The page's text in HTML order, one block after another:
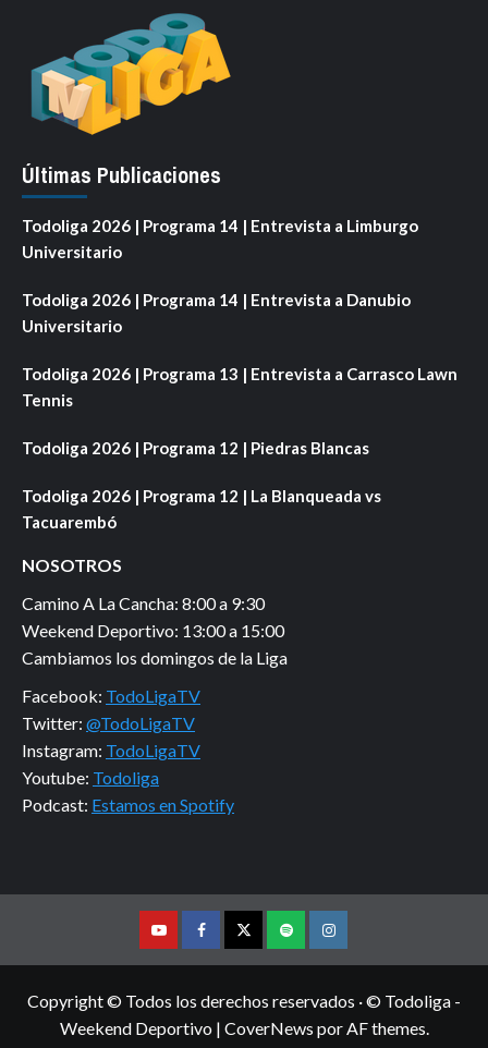
Últimas Publicaciones
Todoliga 2026 | Programa 14 | Entrevista a Limburgo
Universitario
Todoliga 2026 | Programa 14 | Entrevista a Danubio
Universitario
Todoliga 2026 | Programa 13 | Entrevista a Carrasco Lawn
Tennis
Todoliga 2026 | Programa 12 | Piedras Blancas
Todoliga 2026 | Programa 12 | La Blanqueada vs
Tacuarembó
NOSOTROS
Camino A La Cancha: 8:00 a 9:30
Weekend Deportivo: 13:00 a 15:00
Cambiamos los domingos de la Liga
Facebook: TodoLigaTV
Twitter: @TodoLigaTV
Instagram: TodoLigaTV
Youtube: Todoliga
Podcast: Estamos en Spotify
YoutubeFacebookTwitterPodcastInstagram
Copyright © Todos los derechos reservados · © Todoliga -
Weekend Deportivo | CoverNews por AF themes.